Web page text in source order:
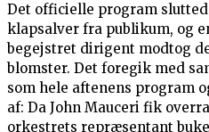
Det officielle program
klapsalver fra publikum, og
begejstret dirigent modtog
blomster. Det foregik med
som hele aftenens program
af: Da John Mauceri fik
orkestrets repræsentant